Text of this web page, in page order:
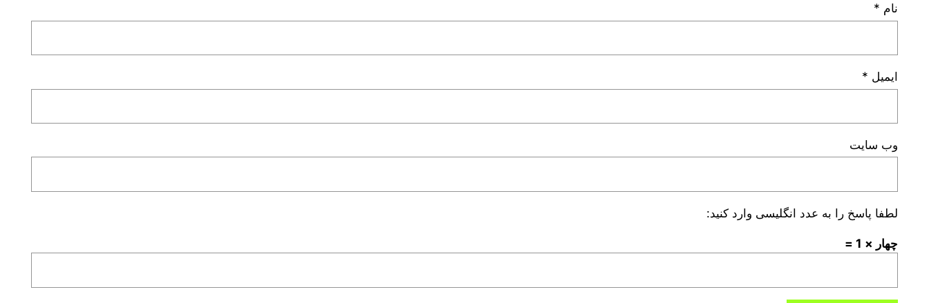
نام *
ایمیل *
وب‌ سایت
لطفا پاسخ را به عدد انگلیسی وارد کنید:
چهار × 1 =